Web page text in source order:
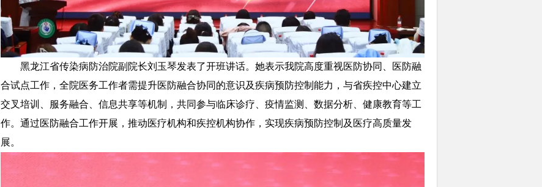
黑龙江省传染病防治院副院长刘玉琴发表了开班讲话。她表示我院高度重视医防协同、医防融
合试点工作，全院医务工作者需提升医防融合协同的意识及疾病预防控制能力，与省疾控中心建立
交叉培训、服务融合、信息共享等机制，共同参与临床诊疗、疫情监测、数据分析、健康教育等工
作。通过医防融合工作开展，推动医疗机构和疾控机构协作，实现疾病预防控制及医疗高质量发
展。